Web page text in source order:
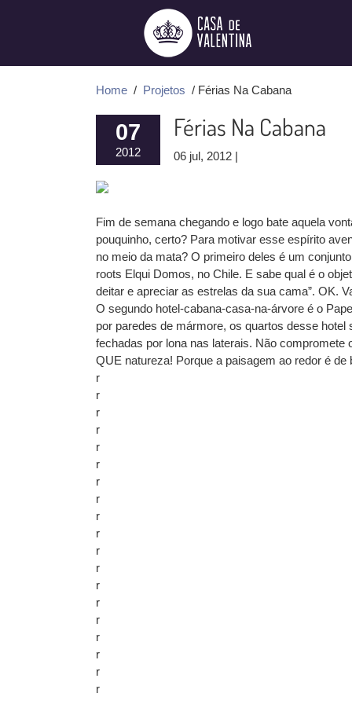
Home / Projetos / Férias Na Cabana
07
2012
Férias Na Cabana
06 jul, 2012 |
Fim de semana chegando e logo bate aquela
pouquinho, certo? Para motivar esse espírito
no meio da mata? O primeiro deles é um
roots Elqui Domos, no Chile. E sabe qual é o
deitar e apreciar as estrelas da sua cama”. OK.
O segundo hotel-cabana-casa-na-árvore é o
por paredes de mármore, os quartos desse
fechadas por lona nas laterais. Não
QUE natureza! Porque a paisagem ao redor é
r
r
r
r
r
r
r
r
r
r
r
r
r
r
r
r
r
r
r